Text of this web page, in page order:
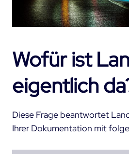
Wofür ist
eigentlich
Diese Frage beantwortet
Ihrer Dokumentation mit